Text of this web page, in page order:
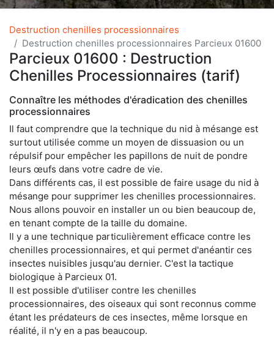
Destruction chenilles processionnaires
Destruction chenilles processionnaires Parcieux 01600
Parcieux 01600 : Destruction
Chenilles Processionnaires (tarif)
Connaître les méthodes d'éradication des chenilles
processionnaires
Il faut comprendre que la technique du nid à mésange est
surtout utilisée comme un moyen de dissuasion ou un
répulsif pour empêcher les papillons de nuit de pondre
leurs œufs dans votre cadre de vie.
Dans différents cas, il est possible de faire usage du nid à
mésange pour supprimer les chenilles processionnaires.
Nous allons pouvoir en installer un ou bien beaucoup de,
en tenant compte de la taille du domaine.
Il y a une technique particulièrement efficace contre les
chenilles processionnaires, et qui permet d'anéantir ces
insectes nuisibles jusqu'au dernier. C'est la tactique
biologique à Parcieux 01.
Il est possible d'utiliser contre les chenilles
processionnaires, des oiseaux qui sont reconnus comme
étant les prédateurs de ces insectes, même lorsque en
réalité, il n'y en a pas beaucoup.